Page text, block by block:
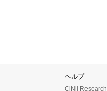
ヘルプ
CiNii Research